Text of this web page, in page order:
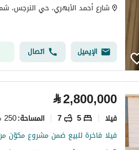
شارع أحمد الأبهري، حي النرجس،
الإيميل اتصال
⃁2,800,000
فیلا 5
7 المساحة:250 م2